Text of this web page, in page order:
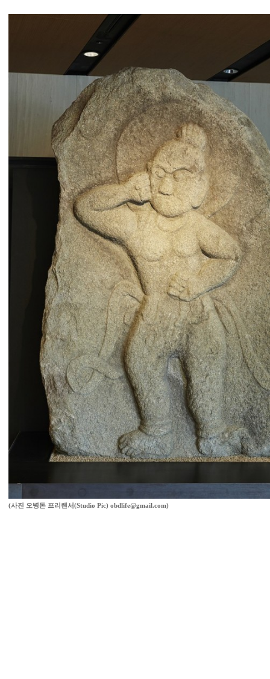
(사진 오병돈 프리랜서(Studio Pic) obdlife@gmail.com)